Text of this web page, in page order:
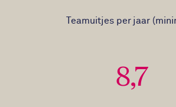
Teamuitjes per jaar
8,7